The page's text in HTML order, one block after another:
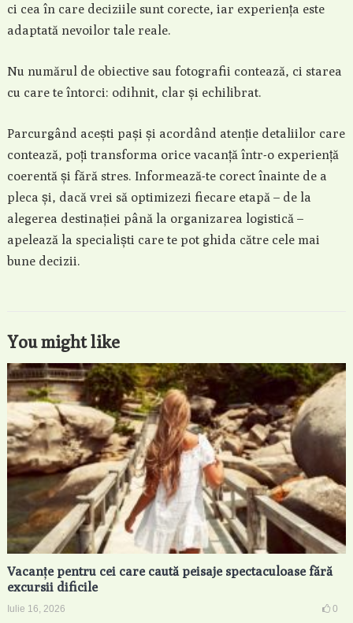
ci cea în care deciziile sunt corecte, iar experiența este
adaptată nevoilor tale reale.
Nu numărul de obiective sau fotografii contează, ci starea
cu care te întorci: odihnit, clar și echilibrat.
Parcurgând acești pași și acordând atenție detaliilor care
contează, poți transforma orice vacanță într-o experiență
coerentă și fără stres. Informează-te corect înainte de a
pleca și, dacă vrei să optimizezi fiecare etapă – de la
alegerea destinației până la organizarea logistică –
apelează la specialiști care te pot ghida către cele mai
bune decizii.
You might like
Vacanțe pentru cei care caută peisaje spectaculoase fără
excursii dificile
Iulie 16, 2026 0